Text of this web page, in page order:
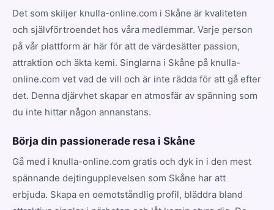
Det som skiljer knulla-online.com i Skåne är kvaliteten
och självförtroendet hos våra medlemmar. Varje person
på vår plattform är här för att de värdesätter passion,
attraktion och äkta kemi. Singlarna i Skåne på knulla-
online.com vet vad de vill och är inte rädda för att gå efter
det. Denna djärvhet skapar en atmosfär av spänning som
du inte hittar någon annanstans.
Börja din passionerade resa i Skåne
Gå med i knulla-online.com gratis och dyk in i den mest
spännande dejtingupplevelsen som Skåne har att
erbjuda. Skapa en oemotståndlig profil, bläddra bland